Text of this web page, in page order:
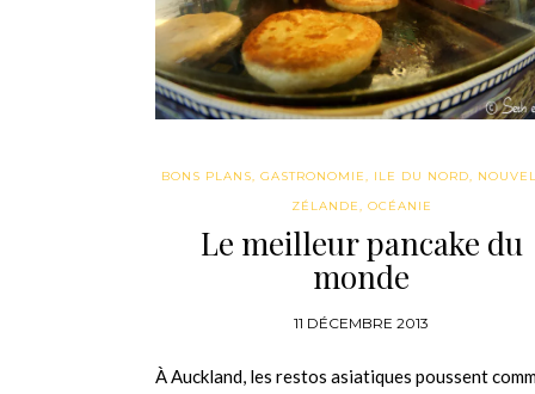
BONS PLANS, GASTRONOMIE, ILE DU NORD,
ZÉLANDE, OCÉANIE
Le meilleur pancake du
monde
11 DÉCEMBRE 2013
À Auckland, les restos asiatiques poussent